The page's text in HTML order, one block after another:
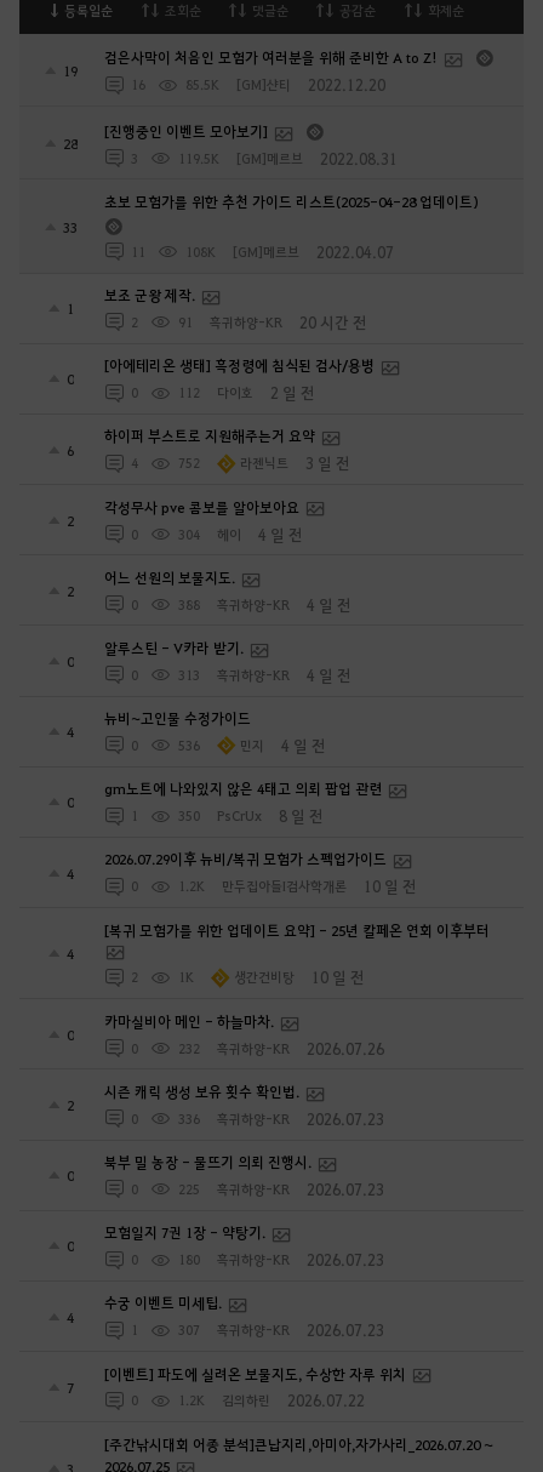
등록일순 조회순 댓글순 공감순 화제순
19
검은사막이 처음인 모험가 여러분을 위해 준비한 A to Z!
16 85.5K [GM]샨티 2022.12.20
28
[진행중인 이벤트 모아보기]
3 119.5K [GM]메르브 2022.08.31
33
초보 모험가를 위한 추천 가이드 리스트(2025-04-28 업데이트)
11 108K [GM]메르브 2022.04.07
1
보조 군왕 제작.
2 91 흑귀하양-KR 20 시간 전
0
[아에테리온 생태] 흑정령에 침식된 검사/용병
0 112 다이호 2 일 전
6
하이퍼 부스트로 지원해주는거 요약
4 752 라젠닉트 3 일 전
2
각성무사 pve 콤보를 알아보아요
0 304 헤이 4 일 전
2
어느 선원의 보물지도.
0 388 흑귀하양-KR 4 일 전
0
알루스틴 - V카라 받기.
0 313 흑귀하양-KR 4 일 전
4
뉴비~고인물 수정가이드
0 536 민지 4 일 전
0
gm노트에 나와있지 않은 4태고 의뢰 팝업 관련
1 350 PsCrUx 8 일 전
4
2026.07.29이후 뉴비/복귀 모험가 스펙업가이드
0 1.2K 만두집아들I검사학개론 10 일 전
4
[복귀 모험가를 위한 업데이트 요약] - 25년 칼페온 연회 이후부터
2 1K 생간건비탕 10 일 전
0
카마실비아 메인 - 하늘마차.
0 232 흑귀하양-KR 2026.07.26
2
시즌 캐릭 생성 보유 횟수 확인법.
0 336 흑귀하양-KR 2026.07.23
0
북부 밀 농장 - 물뜨기 의뢰 진행시.
0 225 흑귀하양-KR 2026.07.23
0
모험일지 7권 1장 - 약탕기.
0 180 흑귀하양-KR 2026.07.23
4
수궁 이벤트 미세팁.
1 307 흑귀하양-KR 2026.07.23
7
[이벤트] 파도에 실려온 보물지도, 수상한 자루 위치
0 1.2K 김의하린 2026.07.22
[주간낚시대회 어종 분석]큰납지리,아미아,자가사리_2026.07.20 ~
2026.07.25